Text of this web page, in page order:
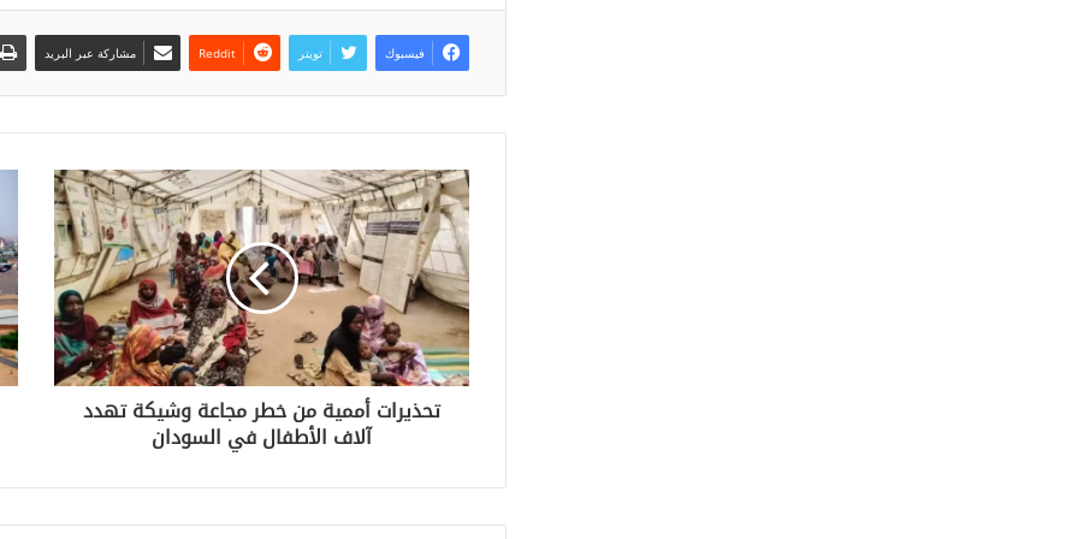
فيسبوك تويتر مشاركة عبر البريد
تحذيرات أممية من خطر مجاعة وشيكة تهدد
آلاف الأطفال في السودان